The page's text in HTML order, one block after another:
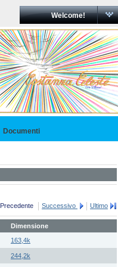
Welcome!
Documenti
Precedente Successivo Ultimo
Dimensione
163,4k
244,2k